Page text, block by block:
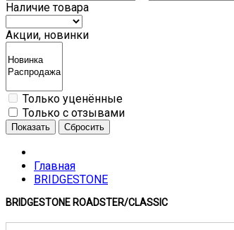
Наличие товара
Акции, новинки
Только уценённые
Только с отзывами
Показать Сбросить
Главная
BRIDGESTONE
BRIDGESTONE ROADSTER/CLASSIC